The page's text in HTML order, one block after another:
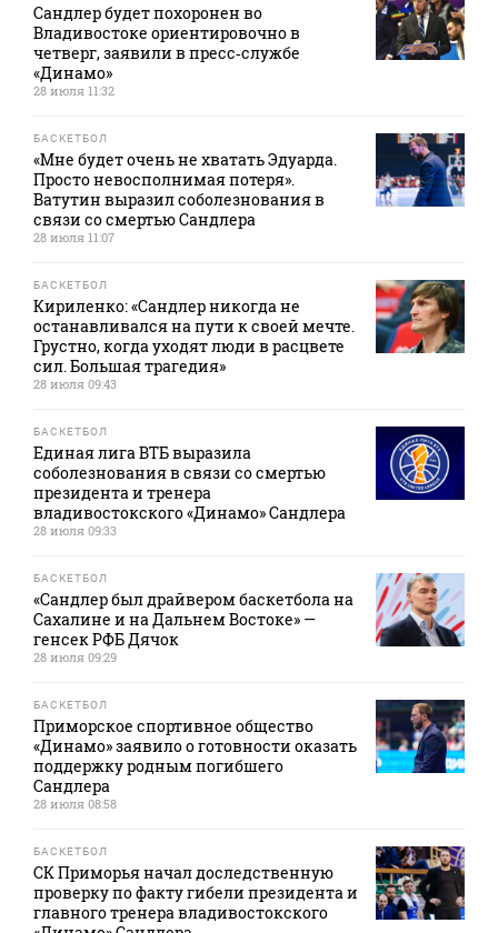
Сандлер будет похоронен во
Владивостоке ориентировочно в
четверг, заявили в пресс‑службе
«Динамо»
28 июля 11:32
БАСКЕТБОЛ
«Мне будет очень не хватать Эдуарда.
Просто невосполнимая потеря».
Ватутин выразил соболезнования в
связи со смертью Сандлера
28 июля 11:07
БАСКЕТБОЛ
Кириленко: «Сандлер никогда не
останавливался на пути к своей мечте.
Грустно, когда уходят люди в расцвете
сил. Большая трагедия»
28 июля 09:43
БАСКЕТБОЛ
Единая лига ВТБ выразила
соболезнования в связи со смертью
президента и тренера
владивостокского «Динамо» Сандлера
28 июля 09:33
БАСКЕТБОЛ
«Сандлер был драйвером баскетбола на
Сахалине и на Дальнем Востоке» —
генсек РФБ Дячок
28 июля 09:29
БАСКЕТБОЛ
Приморское спортивное общество
«Динамо» заявило о готовности оказать
поддержку родным погибшего
Сандлера
28 июля 08:58
БАСКЕТБОЛ
СК Приморья начал доследственную
проверку по факту гибели президента и
главного тренера владивостокского